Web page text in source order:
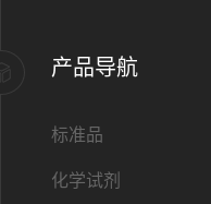
产品导航
标准品
化学试剂